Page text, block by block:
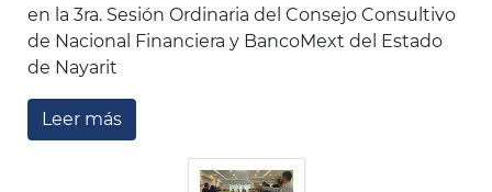
en la 3ra. Sesión Ordinaria del Consejo Consultivo
de Nacional Financiera y BancoMext del Estado
de Nayarit
Leer más